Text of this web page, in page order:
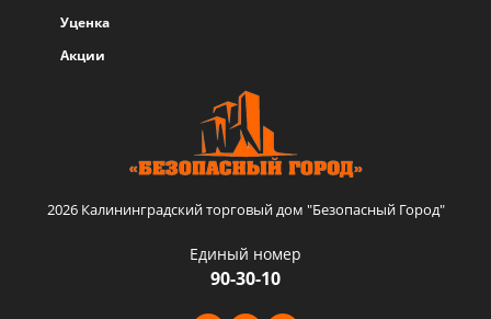
Уценка
Акции
2026 Калининградский торговый дом "Безопасный Город"
Единый номер
90-30-10